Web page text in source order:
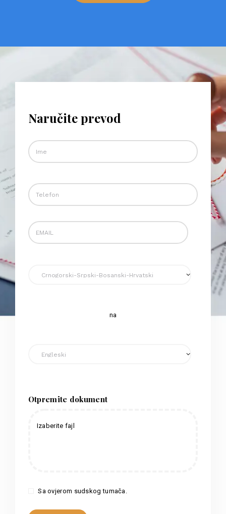
Naručite prevod
na
Otpremite dokument
Izaberite fajl
Sa ovjerom sudskog tumača.